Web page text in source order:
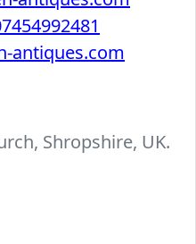
antiques.com
Shropshire, UK.